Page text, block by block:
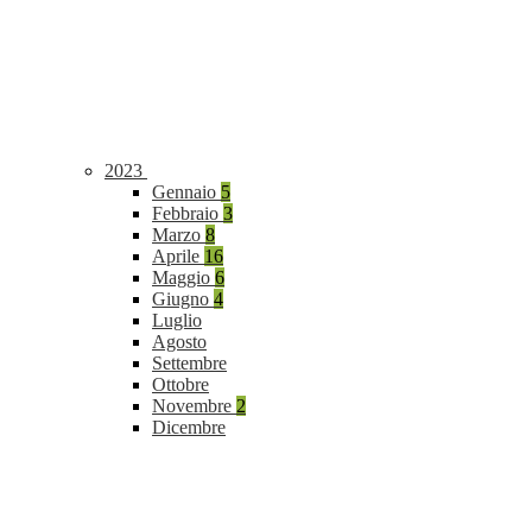
2023
Gennaio 5
Febbraio 3
Marzo 8
Aprile 16
Maggio 6
Giugno 4
Luglio
Agosto
Settembre
Ottobre
Novembre 2
Dicembre